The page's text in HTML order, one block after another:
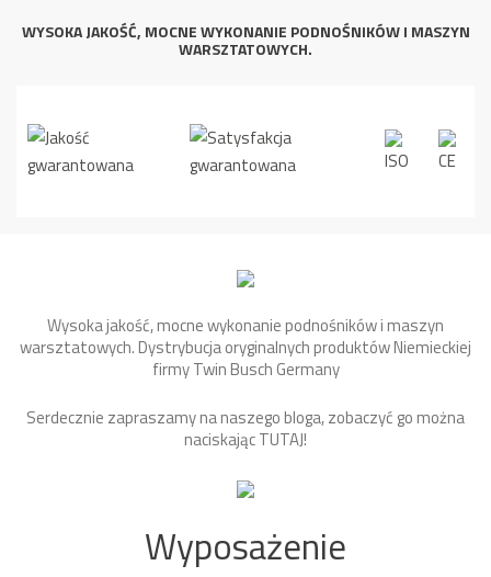
WYSOKA JAKOŚĆ, MOCNE WYKONANIE PODNOŚNIKÓW I MASZYN
WARSZTATOWYCH.
Wysoka jakość, mocne wykonanie podnośników i maszyn
warsztatowych. Dystrybucja oryginalnych produktów Niemieckiej
firmy Twin Busch Germany
Serdecznie zapraszamy na naszego bloga, zobaczyć go można
naciskającTUTAJ!
Wyposażenie